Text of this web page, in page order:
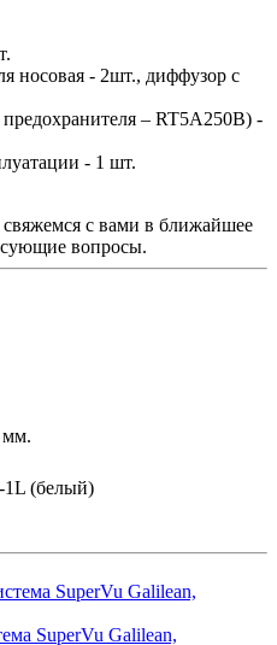
носовая - 2шт., диффузор с
– RT5A250В) -
- 1 шт.
с вами в ближайшее
вопросы.
мм.
SuperVu Galilean,